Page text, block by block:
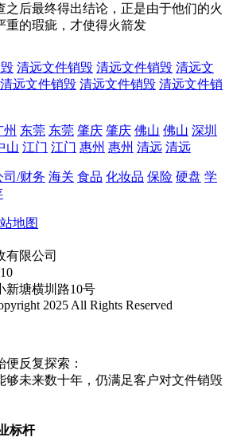
之后最终得出结论，正是由于他们的火
重的瑕疵，才使得火箭发
清远文件销毁 清远文件销毁 清远文
清远文件销毁 清远文件销毁 清远文件销
州 东莞 东莞 肇庆 肇庆 佛山 佛山 深圳
山 江门 江门 惠州 惠州 清远 清远
司/财务 海关 食品 化妆品 保险 硬盘 学
地图
有限公司
新塘横圳路10号
2025 All Rights Reserved
反复探索：
够未来数十年，仍满足客户对文件销毁
标杆